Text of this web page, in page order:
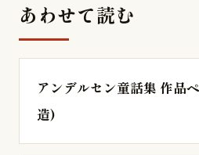
あわせて読む
アンデルセン童話集 作品
造)